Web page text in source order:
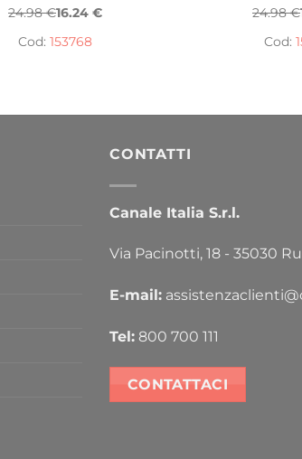
24.98 €16.24 €
Cod: 153768
24.98 €
Cod:
CONTATTI
Canale Italia S.r.l.
Via Pacinotti, 18 - 35030
E-mail:
Tel: 800 700 111
CONTATTACI